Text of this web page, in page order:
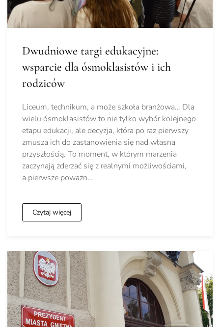
Dwudniowe targi edukacyjne:
wsparcie dla ósmoklasistów i ich
rodziców
Liceum, technikum, a może szkoła branżowa… Dla
wielu ósmoklasistów to nie tylko wybór kolejnego
etapu edukacji, ale decyzja, która po raz pierwszy
zmusza ich do zastanowienia się nad własną
przyszłością. To moment, w którym marzenia
zaczynają zderzać się z realnymi możliwościami,
a pierwsze poważn…
Czytaj więcej